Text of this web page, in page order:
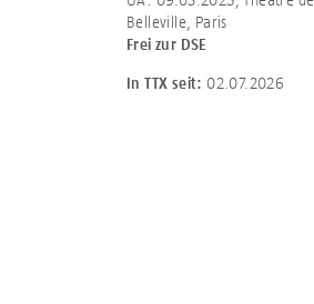
Belleville, Paris
Frei zur DSE
In TTX seit: 02.07.2026